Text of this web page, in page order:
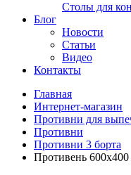
Cтолы для
Блог
Новости
Статьи
Видео
Контакты
Главная
Интернет-магазин
Противни для
Противни
Противни 3 борта
Противень